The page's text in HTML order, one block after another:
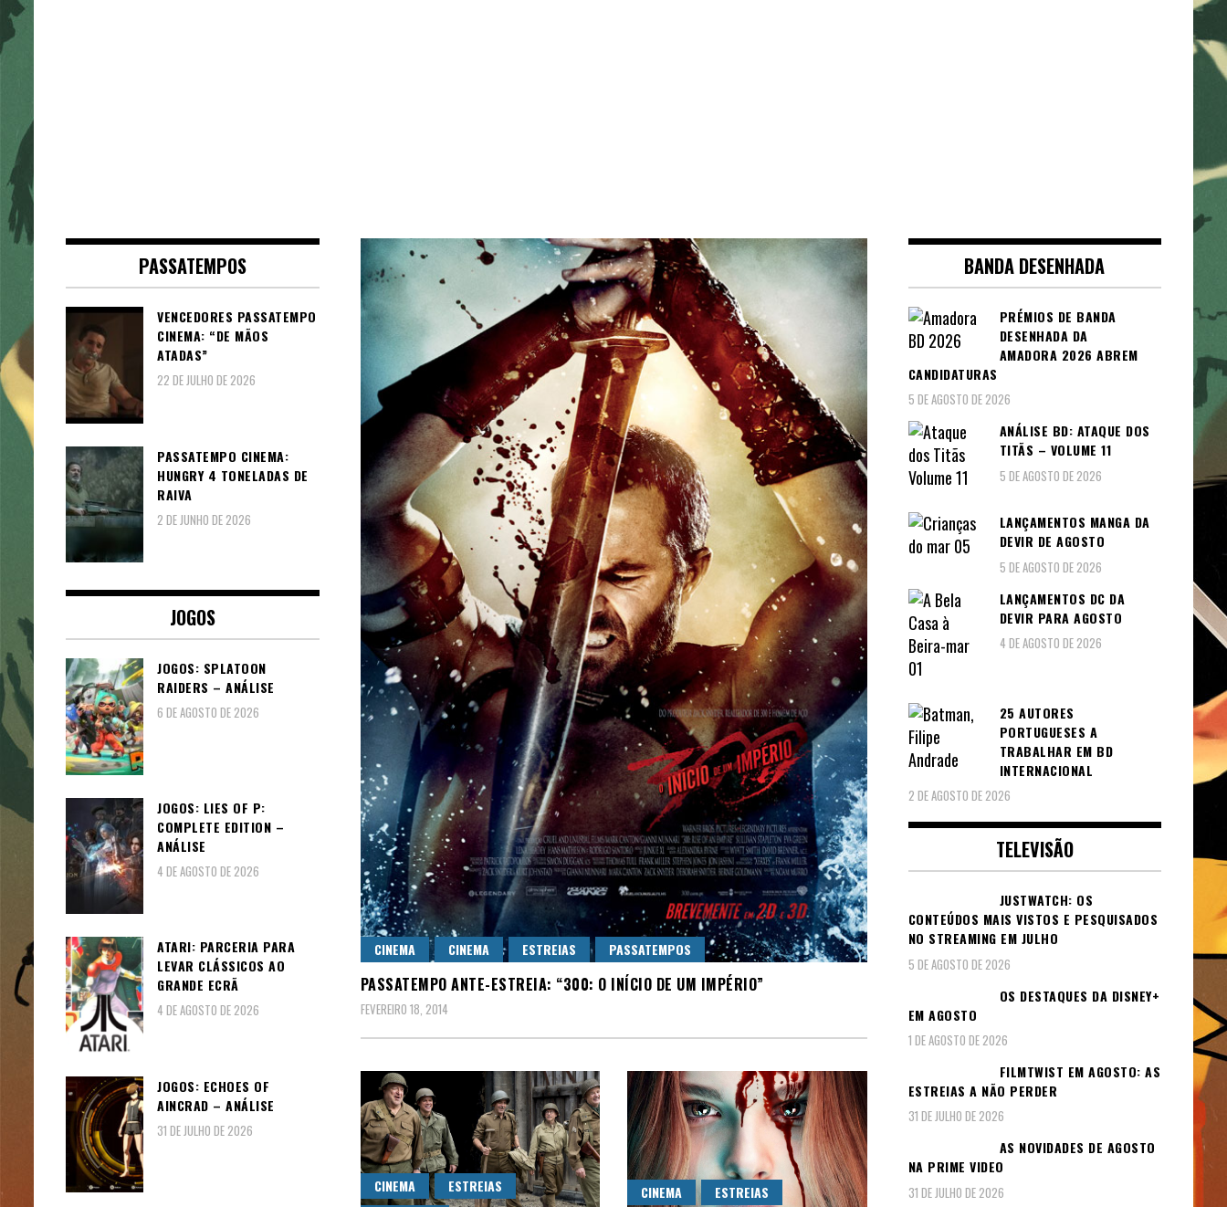
CINEMA CINEMA ESTREIAS PASSATEMPOS
PASSATEMPO ANTE-ESTREIA: “300: O INÍCIO DE UM IMPÉRIO”
FEVEREIRO 18, 2014
CINEMA
ESTREIAS
CINEMA
ESTREIAS
PASSATEMPOS
VENCEDORES PASSATEMPO
CINEMA: “DE MÃOS
ATADAS”
22 DE JULHO DE 2026
PASSATEMPO CINEMA:
HUNGRY 4 TONELADAS DE
RAIVA
2 DE JUNHO DE 2026
JOGOS
JOGOS: SPLATOON
RAIDERS – ANÁLISE
6 DE AGOSTO DE 2026
JOGOS: LIES OF P:
COMPLETE EDITION –
ANÁLISE
4 DE AGOSTO DE 2026
ATARI: PARCERIA PARA
LEVAR CLÁSSICOS AO
GRANDE ECRÃ
4 DE AGOSTO DE 2026
JOGOS: ECHOES OF
AINCRAD – ANÁLISE
31 DE JULHO DE 2026
BANDA DESENHADA
PRÉMIOS DE BANDA
DESENHADA DA
AMADORA 2026 ABREM
CANDIDATURAS
5 DE AGOSTO DE 2026
ANÁLISE BD: ATAQUE DOS
TITÃS – VOLUME 11
5 DE AGOSTO DE 2026
LANÇAMENTOS MANGA DA
DEVIR DE AGOSTO
5 DE AGOSTO DE 2026
LANÇAMENTOS DC DA
DEVIR PARA AGOSTO
4 DE AGOSTO DE 2026
25 AUTORES
PORTUGUESES A
TRABALHAR EM BD
INTERNACIONAL
2 DE AGOSTO DE 2026
TELEVISÃO
JUSTWATCH: OS
CONTEÚDOS MAIS VISTOS E PESQUISADOS
NO STREAMING EM JULHO
5 DE AGOSTO DE 2026
OS DESTAQUES DA DISNEY+
EM AGOSTO
1 DE AGOSTO DE 2026
FILMTWIST EM AGOSTO: AS
ESTREIAS A NÃO PERDER
31 DE JULHO DE 2026
AS NOVIDADES DE AGOSTO
NA PRIME VIDEO
31 DE JULHO DE 2026